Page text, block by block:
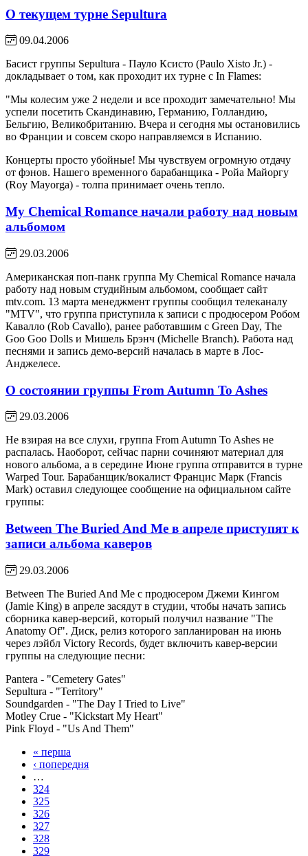
О текущем турне Sepultura
09.04.2006
Басист группы Sepultura - Пауло Ксисто (Paulo Xisto Jr.) -
докладывает о том, как проходит их турне с In Flames:
"Мы колесим уже 2 недели и все проходит замечательно! Мы
успели посетить Скандинавию, Германию, Голландию,
Бельгию, Великобританию. Вчера и сегодня мы остановились
во Франции и совсем скоро направляемся в Испанию.
Концерты просто убойные! Мы чувствуем огромную отдачу
от фэнов. Нашего временного барабанщика - Ройа Майоргу
(Roy Mayorga) - толпа принимает очень тепло.
My Chemical Romance начали работу над новым
альбомом
29.03.2006
Американская поп-панк группа My Chemical Romance начала
работу над новым студийным альбомом, сообщает сайт
mtv.com. 13 марта менеджмент группы сообщил телеканалу
"MTV", что группа приступила к записи с продюсером Робом
Кавалло (Rob Cavallo), ранее работавшим с Green Day, The
Goo Goo Dolls и Мишель Брэнч (Michelle Branch). Работа над
песнями и запись демо-версий началась в марте в Лос-
Анджелесе.
О состоянии группы From Autumn To Ashes
29.03.2006
Не взирая на все слухи, группа From Autumn To Ashes не
распалась. Наоборот, сейчас парни сочиняют материал для
нового альбома, а в середине Июне группа отправится в турне
Warped Tour. Барабанщик/вокалист Францис Марк (Francis
Mark) оставил следующее сообщение на официальном сайте
группы:
Between The Buried And Me в апреле приступят к
записи альбома каверов
29.03.2006
Between The Buried And Me с продюсером Джеми Кингом
(Jamie King) в апреле засядут в студии, чтобы начать запись
сборника кавер-версий, который получил название "The
Anatomy Of". Диск, релиз которого запланирован на июнь
через лэйбл Victory Records, будет включить кавер-версии
группы на следующие песни:
Pantera - "Cemetery Gates"
Sepultura - "Territory"
Soundgarden - "The Day I Tried to Live"
Motley Crue - "Kickstart My Heart"
Pink Floyd - "Us And Them"
« перша
‹ попередня
…
324
325
326
327
328
329